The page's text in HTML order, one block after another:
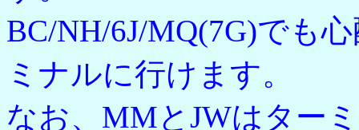
BC/NH/6J/MQ(7G)でも
ミナルに行けます。
なお、MMとJWはター